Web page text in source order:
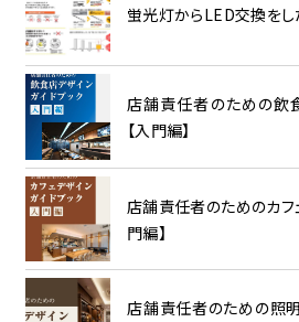
蛍光灯からLED交換を
店舗責任者のための飲
【入門編】
店舗責任者のためのカフ
門編】
店舗責任者のための照明